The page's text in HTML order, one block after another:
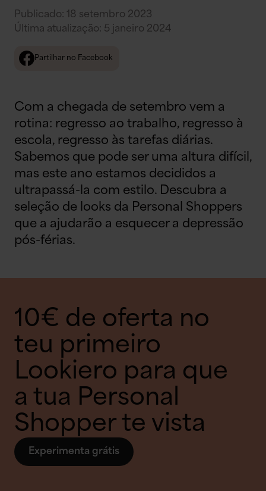
Publicado: 18 setembro 2023
Última atualização: 5 janeiro 2024
Partilhar no Facebook
Com a chegada de setembro vem a
rotina: regresso ao trabalho, regresso à
escola, regresso às tarefas diárias.
Sabemos que pode ser uma altura difícil,
mas este ano estamos decididos a
ultrapassá-la com estilo. Descubra a
seleção de looks da Personal Shoppers
que a ajudarão a esquecer a depressão
pós-férias.
10€ de oferta no
teu primeiro
Lookiero para que
a tua Personal
Shopper te vista
Experimenta grátis